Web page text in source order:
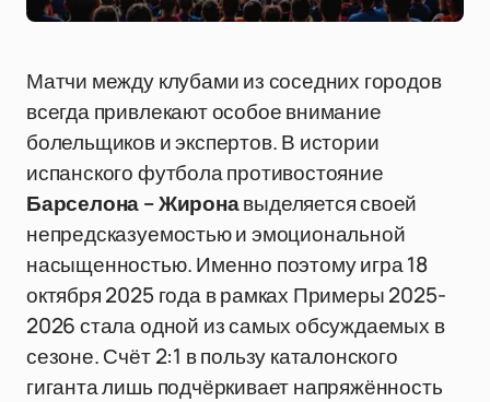
Матчи между клубами из соседних городов
всегда привлекают особое внимание
болельщиков и экспертов. В истории
испанского футбола противостояние
Барселона – Жиронавыделяется своей
непредсказуемостью и эмоциональной
насыщенностью. Именно поэтому игра 18
октября 2025 года в рамках Примеры 2025-
2026 стала одной из самых обсуждаемых в
сезоне. Счёт 2:1 в пользу каталонского
гиганта лишь подчёркивает напряжённость